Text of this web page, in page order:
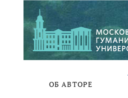
ОБ АВТОРЕ